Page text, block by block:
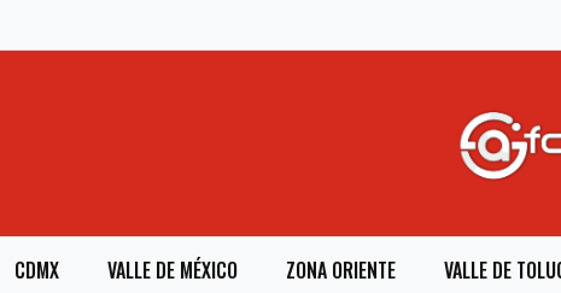
CDMX VALLE DE MÉXICO ZONA ORIENTE VALLE DE